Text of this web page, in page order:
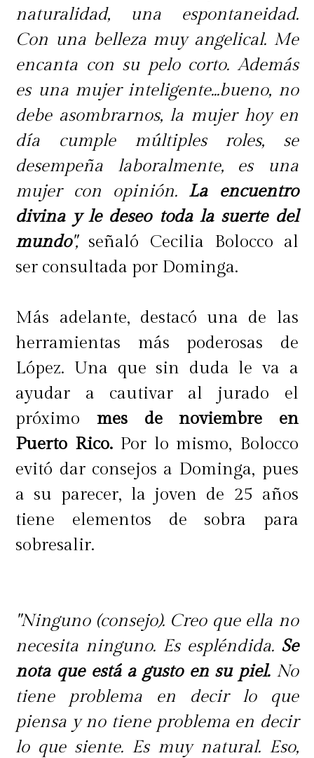
naturalidad, una espontaneidad.
Con una belleza muy angelical. Me
encanta con su pelo corto. Además
es una mujer inteligente...bueno, no
debe asombrarnos, la mujer hoy en
día cumple múltiples roles, se
desempeña laboralmente, es una
mujer con opinión. La encuentro
divina y le deseo toda la suerte del
mundo",señaló Cecilia Bolocco al
ser consultada por Dominga.
Más adelante, destacó una de las
herramientas más poderosas de
López. Una que sin duda le va a
ayudar a cautivar al jurado el
próximo mes de noviembre en
Puerto Rico.Por lo mismo, Bolocco
evitó dar consejos a Dominga, pues
a su parecer, la joven de 25 años
tiene elementos de sobra para
sobresalir.
"Ninguno (consejo). Creo que ella no
necesita ninguno. Es espléndida. Se
nota que está a gusto en su piel.No
tiene problema en decir lo que
piensa y no tiene problema en decir
lo que siente. Es muy natural. Eso,